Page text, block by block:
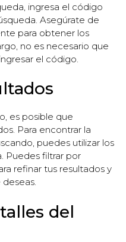
ingresa el código
Asegúrate de
para obtener los
no es necesario que
el código.
es posible que
Para encontrar la
puedes utilizar los
Puedes filtrar por
refinar tus resultados y
del